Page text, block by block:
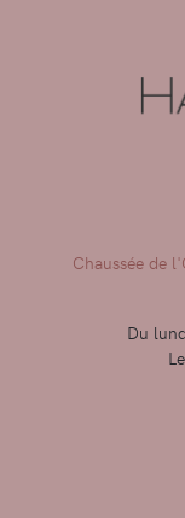
Chaussée de
Du